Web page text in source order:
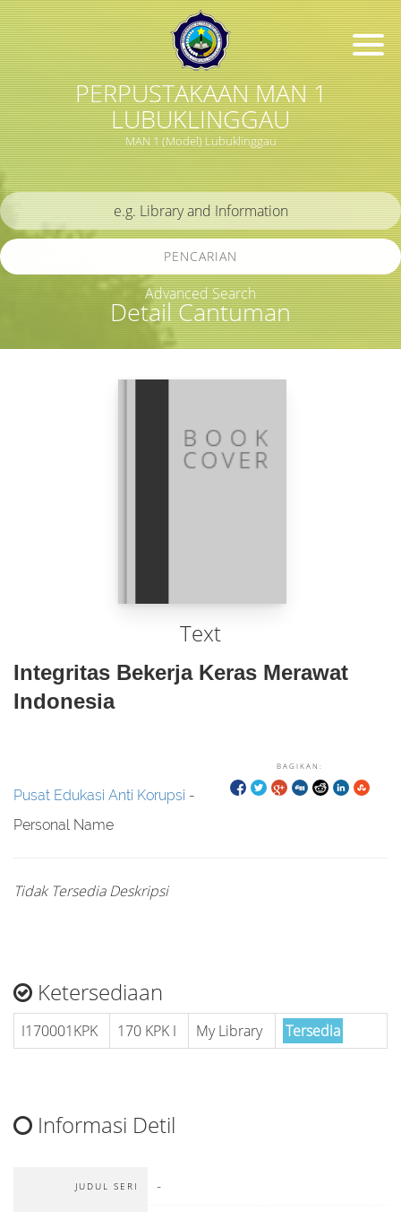
PERPUSTAKAAN MAN 1
LUBUKLINGGAU
MAN 1 (Model) Lubuklinggau
Detail Cantuman
PENCARIAN
Advanced Search
Text
Integritas Bekerja Keras Merawat
Indonesia
BAGIKAN:
Pusat Edukasi Anti Korupsi -
Personal Name
Tidak Tersedia Deskripsi
Ketersediaan
I170001KPK 170 KPK I My Library Tersedia
Informasi Detil
JUDUL SERI -